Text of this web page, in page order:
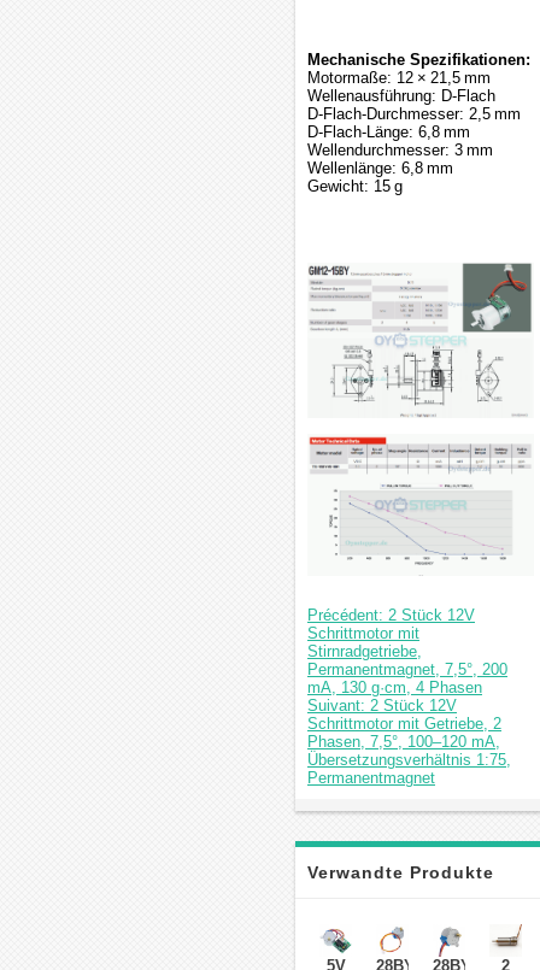
Mechanische Spezifikationen:
Motormaße: 12 × 21,5 mm
Wellenausführung: D-Flach
D-Flach-Durchmesser: 2,5 mm
D-Flach-Länge: 6,8 mm
Wellendurchmesser: 3 mm
Wellenlänge: 6,8 mm
Gewicht: 15 g
Précédent: 2 Stück 12V
Schrittmotor mit
Stirnradgetriebe,
Permanentmagnet, 7,5°, 200
mA, 130 g·cm, 4 Phasen
Suivant: 2 Stück 12V
Schrittmotor mit Getriebe, 2
Phasen, 7,5°, 100–120 mA,
Übersetzungsverhältnis 1:75,
Permanentmagnet
Verwandte Produkte
5V
28BYJ-
28BYJ-
2